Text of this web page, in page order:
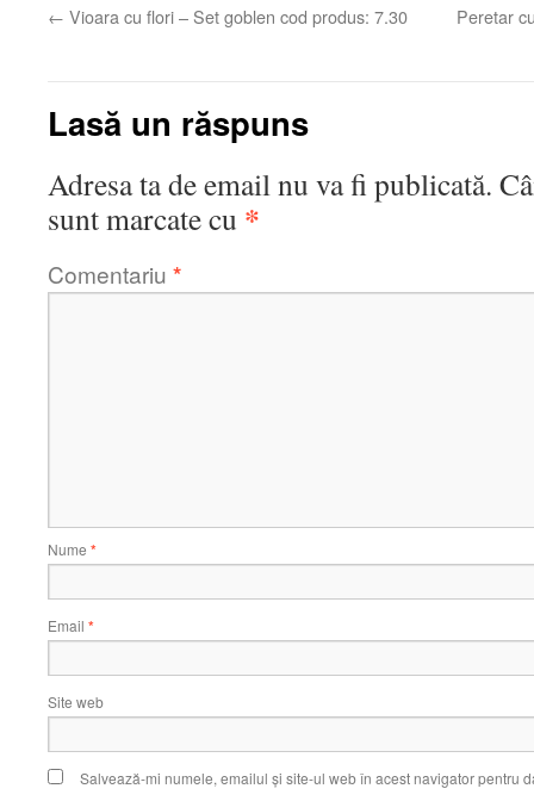
← Vioara cu flori – Set goblen cod produs: 7.30 Peretar
Lasă un răspuns
Adresa ta de email nu va fi publicată.
sunt marcate cu *
Comentariu *
Nume *
Email *
Site web
Salvează-mi numele, emailul și site-ul web în acest navigator pentru